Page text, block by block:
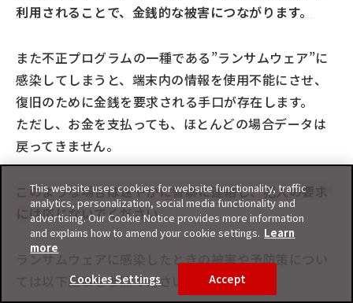
利用されることで、金銭的な被害につながります。
また不正プログラムの一種である”ランサムウェア”に
感染してしまうと、端末内の情報を使用不能にさせ、
復旧のために金銭を要求される手口が存在します。
ただし、お金を支払っても、ほとんどの場合データは
戻ってきません。
このような場合は速やかに警察に連絡し、犯人の要求
には応じないでください。
ランサムウェアに感染したときの被害や予防策につい
ては以下記事を参照ください。
This website uses cookies for website functionality, traffic
analytics, personalization, social media functionality and
advertising. Our Cookie Notice provides more information
and explains how to amend your cookie settings. Learn
more
Cookies Settings Accept